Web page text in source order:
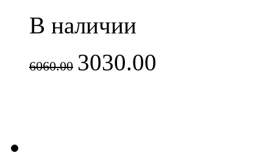
В наличии
6060.00 3030.00